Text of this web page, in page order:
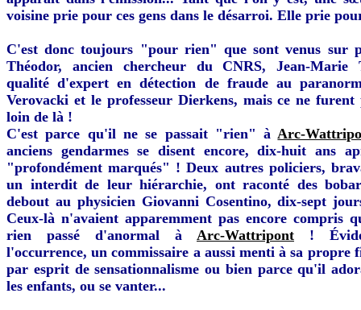
voisine prie pour ces gens dans le désarroi. Elle prie
C'est donc toujours "pour rien" que sont venus sur
Théodor, ancien chercheur du CNRS, Jean-Marie
qualité d'expert en détection de fraude au
Verovacki et le professeur Dierkens, mais ce ne furent
loin de là !
C'est parce qu'il ne se passait "rien" à Arc-
anciens gendarmes se disent encore, dix-huit ans
"profondément marqués" ! Deux autres policiers,
un interdit de leur hiérarchie, ont raconté des
debout au physicien Giovanni Cosentino, dix-sept
Ceux-là n'avaient apparemment pas encore compris
rien passé d'anormal à Arc-Wattripont !
l'occurrence, un commissaire a aussi menti à sa propre
par esprit de sensationnalisme ou bien parce qu'il
les enfants, ou se vanter...